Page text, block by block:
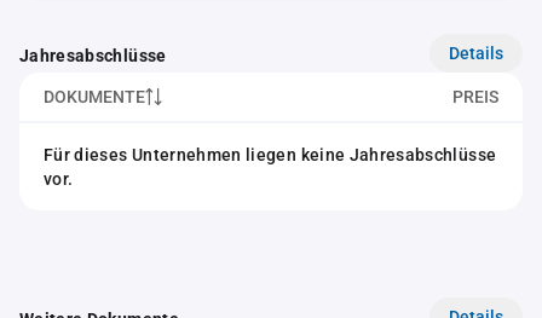
Jahresabschlüsse Details
DOKUMENTE PREIS
Für dieses Unternehmen liegen keine Jahresabschlüsse
vor.